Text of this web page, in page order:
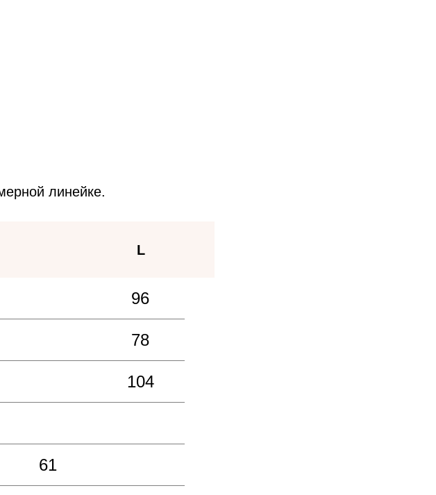
линейке.
61
104
78
96
L